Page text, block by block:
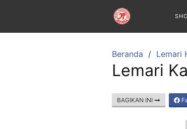
Beranda Lemari
Lemari
BAGIKAN INI